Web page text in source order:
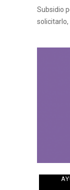
Subsidio
solicitarlo,